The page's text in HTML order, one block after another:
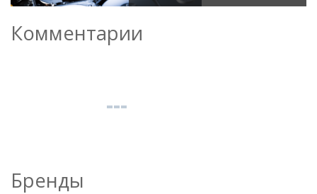
Комментарии
Бренды